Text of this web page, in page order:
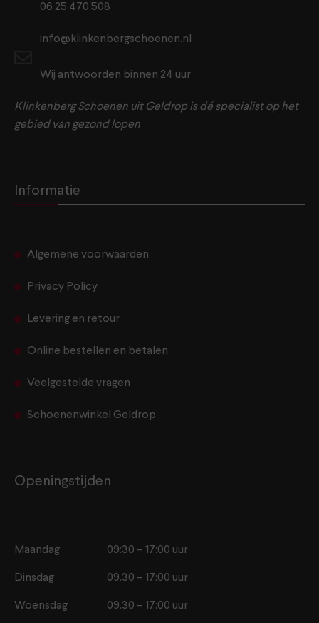
06 25 470 508
info@klinkenbergschoenen.nl
Wij antwoorden binnen 24 uur
Klinkenberg Schoenen uit Geldrop is dé specialist op het
gebied van gezond lopen
Informatie
Algemene voorwaarden
Privacy Policy
Levering en retour
Online bestellen en betalen
Veelgestelde vragen
Schoenenwinkel Geldrop
Openingstijden
Maandag 09:30 – 17:00 uur
Dinsdag 09.30 – 17:00 uur
Woensdag 09.30 – 17:00 uur